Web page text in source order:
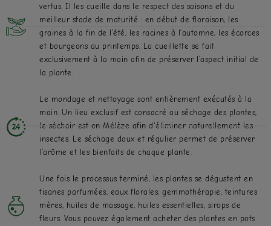
vertus. Il les cueille dans le respect des saisons et du
meilleur stade de maturité : en début de floraison, les
graines à la fin de l’été, les racines à l’automne, les écorces
et bourgeons au printemps. La cueillette se fait
exclusivement à la main afin de préserver l’aspect initial de
la plante.
Le mondage et nettoyage sont entièrement exécutés à la
main. Un lieu exclusif est consacré au séchage des plantes,
le séchoir est en Mélèze afin d'éliminer naturellement les
insectes. Le séchage doux et régulier permet de préserver
l’arôme et les bienfaits de chaque plante.
Une fois le processus terminé, les plantes se dégustent en
tisanes parfumées, eaux florales, gemmothérapie, teintures
mères, huiles de massage, huiles essentielles, sirops de
fleurs. Vous pouvez également acheter des plantes en pots